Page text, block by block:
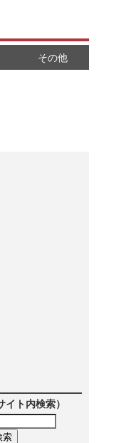
その他
ト内検索）